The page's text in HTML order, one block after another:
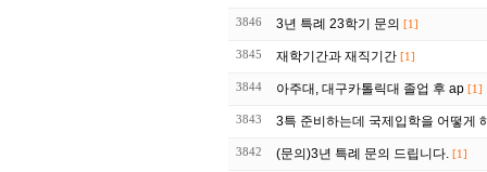
3846 3년 특례 23학기 문의 [1]
3845 재학기간과 재직기간 [1]
3844 아주대, 대구카톨릭대 졸업 후 ap [1]
3843 3특 준비하는데 국제입학을 어떻게
3842 (문의)3년 특례 문의 드립니다. [1]